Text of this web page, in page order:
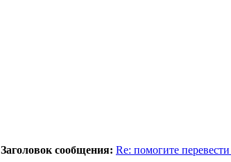
Заголовок сообщения: Re: помогите